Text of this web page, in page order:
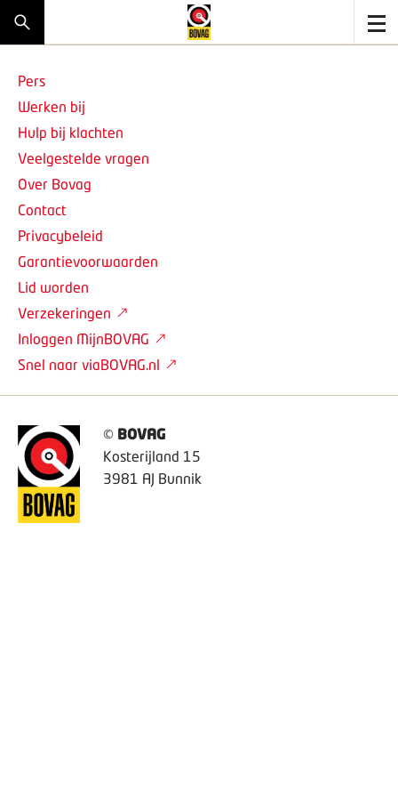
© BOVAG
Kosterijland 15
3981 AJ Bunnik
Pers
Werken bij
Hulp bij klachten
Veelgestelde vragen
Over Bovag
Contact
Privacybeleid
Garantievoorwaarden
Lid worden
Verzekeringen
Inloggen MijnBOVAG
Snel naar viaBOVAG.nl